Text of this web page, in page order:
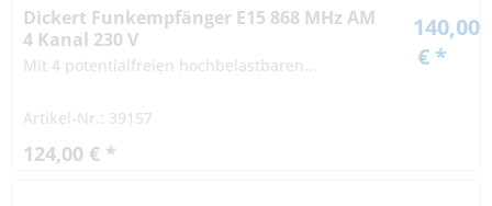
Dickert Funkempfänger E15 868 MHz AM
4 Kanal 230 V
Mit 4 potentialfreien hochbelastbaren...
Artikel-Nr.: 39157
124,00 € *
140,00
€ *